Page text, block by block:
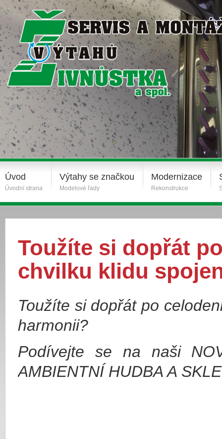
Úvod
Úvodní strana
Výtahy se značkou
Modelové řady
Modernizace
Rekonstrukce
Toužíte si dopřát
chvilku klidu
Toužíte si dopřát po
harmonii?
Podívejte se na naši
AMBIENTNÍ HUDBA A